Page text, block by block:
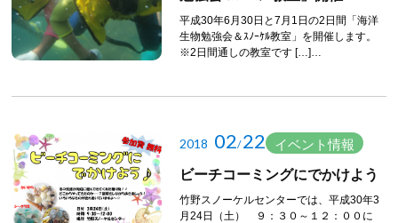
平成30年6月30日と7月1日の2日間「海洋
生物勉強会＆ｽﾉｰｹﾙ教室」を開催します。
※2日間通しの教室です […]…
2018 02/22
イベント情報
ビーチコーミングにでかけよう
竹野スノーケルセンターでは、平成30年3
月24日（土） ９：３０～１２：００に